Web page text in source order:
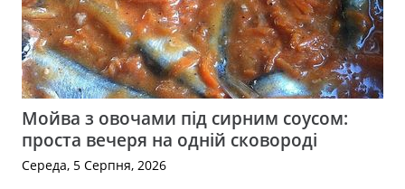
Мойва з овочами під сирним соусом:
проста вечеря на одній сковороді
Середа, 5 Серпня, 2026